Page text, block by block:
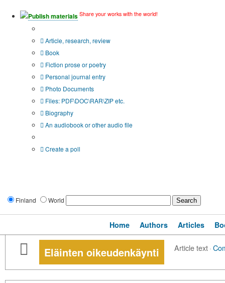
Publish materials Share your works with the world!
Article, research, review
Book
Fiction prose or poetry
Personal journal entry
Photo Documents
Files: PDF\DOC\RAR\ZIP etc.
Biography
An audiobook or other audio file
Create a poll
Finland World
Home Authors Articles
Eläinten oikeudenkäynti Article text·